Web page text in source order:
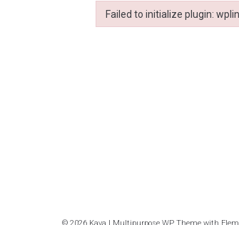
Failed to initialize plugin:
Failed to initialize plugin: wplink